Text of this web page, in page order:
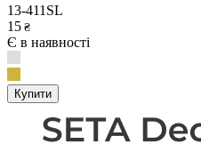
13-411SL
15 ₴
Є в наявності
Купити